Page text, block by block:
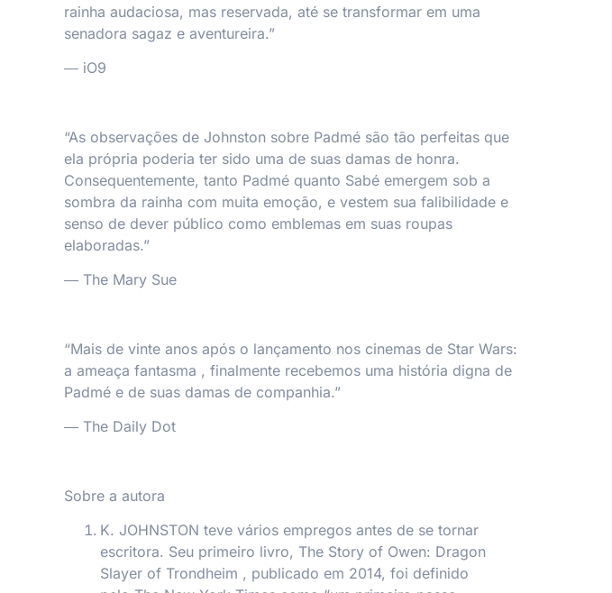
rainha audaciosa, mas reservada, até se transformar em uma
senadora sagaz e aventureira.”
― iO9
“As observações de Johnston sobre Padmé são tão perfeitas que
ela própria poderia ter sido uma de suas damas de honra.
Consequentemente, tanto Padmé quanto Sabé emergem sob a
sombra da rainha com muita emoção, e vestem sua falibilidade e
senso de dever público como emblemas em suas roupas
elaboradas.”
― The Mary Sue
“Mais de vinte anos após o lançamento nos cinemas de Star Wars:
a ameaça fantasma , finalmente recebemos uma história digna de
Padmé e de suas damas de companhia.”
― The Daily Dot
Sobre a autora
K. JOHNSTON teve vários empregos antes de se tornar
escritora. Seu primeiro livro, The Story of Owen: Dragon
Slayer of Trondheim , publicado em 2014, foi definido